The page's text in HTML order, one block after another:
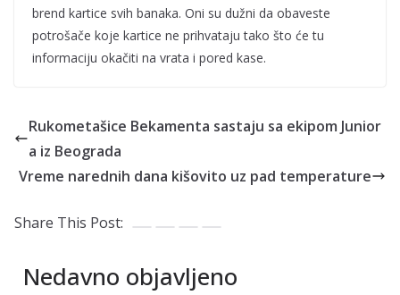
brend kartice svih banaka. Oni su dužni da obaveste
potrošače koje kartice ne prihvataju tako što će tu
informaciju okačiti na vrata i pored kase.
Rukometašice Bekamenta sastaju sa ekipom Junior
a iz Beograda
Vreme narednih dana kišovito uz pad temperature
Share This Post:
Nedavno objavljeno